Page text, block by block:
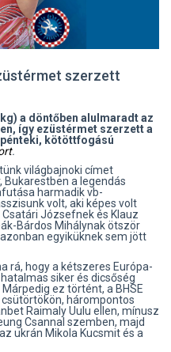
szerzett
a döntőben alulmaradt az
így ezüstérmet szerzett a
kötöttfogású
.
világbajnoki címet
a legendás
harmadik vb-
volt, aki képes volt
Józsefnek és Klauz
Bárdos Mihálynak ötször
egyiküknek sem jött
rá, hogy a kétszeres Európa-
siker és dicsőség
ez történt, a BHSE
hárompontos
Raimaly Uulu ellen, mínusz
Csannal szemben, majd
ukrán Mikola Kucsmit és a